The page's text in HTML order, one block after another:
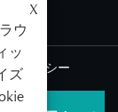
ーポリシー
X
ウ
ッ
ズ